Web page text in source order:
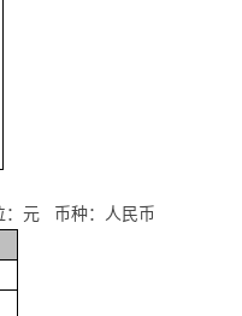
：元
币种：人民币